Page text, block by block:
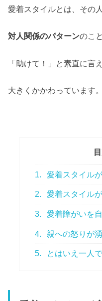
愛着スタイルとは、その
対人関係のパターンのこと
「助けて！」と素直に言
大きくかかわっています。
1. 愛着スタイル
2. 愛着スタイル
3. 愛着障がいを
4. 親への怒りが
5. とはいえ一人